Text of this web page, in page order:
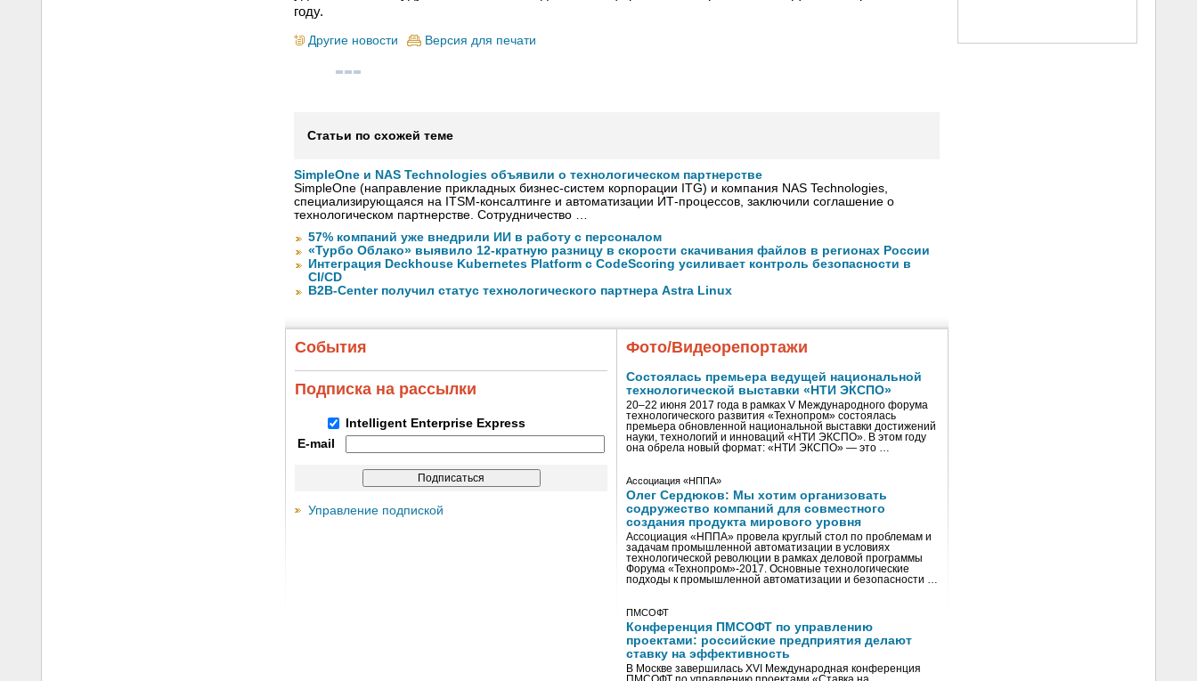
году.
Другие новости Версия для печати
Статьи по схожей теме
SimpleOne и NAS Technologies объявили о технологическом партнерстве
SimpleOne (направление прикладных бизнес-систем корпорации ITG) и компания NAS Technologies,
специализирующаяся на ITSM-консалтинге и автоматизации ИТ-процессов, заключили соглашение о
технологическом партнерстве. Сотрудничество …
57% компаний уже внедрили ИИ в работу с персоналом
«Турбо Облако» выявило 12-кратную разницу в скорости скачивания файлов в регионах России
Интеграция Deckhouse Kubernetes Platform с CodeScoring усиливает контроль безопасности в
CI/CD
B2B-Center получил статус технологического партнера Astra Linux
События
Подписка на рассылки
Intelligent Enterprise Express
E-mail
Управление подпиской
Фото/Видеорепортажи
Состоялась премьера ведущей национальной
технологической выставки «НТИ ЭКСПО»
20–22 июня 2017 года в рамках V Международного форума
технологического развития «Технопром» состоялась
премьера обновленной национальной выставки достижений
науки, технологий и инноваций «НТИ ЭКСПО». В этом году
она обрела новый формат: «НТИ ЭКСПО» — это …
Ассоциация «НППА»
Олег Сердюков: Мы хотим организовать
содружество компаний для совместного
создания продукта мирового уровня
Ассоциация «НППА» провела круглый стол по проблемам и
задачам промышленной автоматизации в условиях
технологической революции в рамках деловой программы
Форума «Технопром»-2017. Основные технологические
подходы к промышленной автоматизации и безопасности …
ПМСОФТ
Конференция ПМСОФТ по управлению
проектами: российские предприятия делают
ставку на эффективность
В Москве завершилась XVI Международная конференция